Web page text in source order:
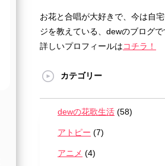
お花と合唱が大好きで、今は自
ジを教えている、dewのブログで
詳しいプロフィールはコチラ！
カテゴリー
dewの花歌生活 (58)
アトピー (7)
アニメ (4)